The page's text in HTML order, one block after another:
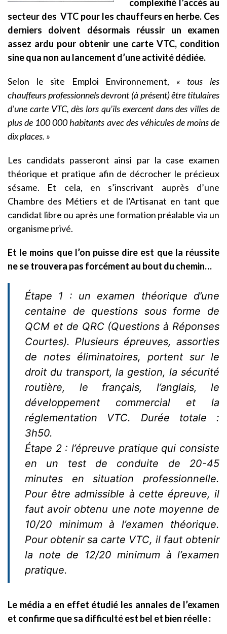
complexifié l’accès au
secteur des VTC pour les chauffeurs en herbe. Ces
derniers doivent désormais réussir un examen
assez ardu pour obtenir une carte VTC, condition
sine qua non au lancement d’une activité dédiée.
Selon le site Emploi Environnement, « tous les
chauffeurs professionnels devront (à présent) être titulaires
d’une carte VTC, dès lors qu’ils exercent dans des villes de
plus de 100 000 habitants avec des véhicules de moins de
dix places. »
Les candidats passeront ainsi par la case examen
théorique et pratique afin de décrocher le précieux
sésame. Et cela, en s’inscrivant auprès d’une
Chambre des Métiers et de l’Artisanat en tant que
candidat libre ou après une formation préalable via un
organisme privé.
Et le moins que l’on puisse dire est que la réussite
ne se trouvera pas forcément au bout du chemin…
Étape 1 : un examen théorique d’une
centaine de questions sous forme de
QCM et de QRC (Questions à Réponses
Courtes). Plusieurs épreuves, assorties
de notes éliminatoires, portent sur le
droit du transport, la gestion, la sécurité
routière, le français, l’anglais, le
développement commercial et la
réglementation VTC. Durée totale :
3h50.
Étape 2 : l’épreuve pratique qui consiste
en un test de conduite de 20-45
minutes en situation professionnelle.
Pour être admissible à cette épreuve, il
faut avoir obtenu une note moyenne de
10/20 minimum à l’examen théorique.
Pour obtenir sa carte VTC, il faut obtenir
la note de 12/20 minimum à l’examen
pratique.
Le média a en effet étudié les annales de l’examen
et confirme que sa difficulté est bel et bien réelle :